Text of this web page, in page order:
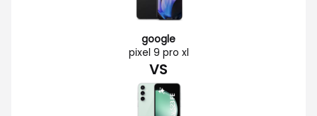
google
pixel 9 pro xl
VS